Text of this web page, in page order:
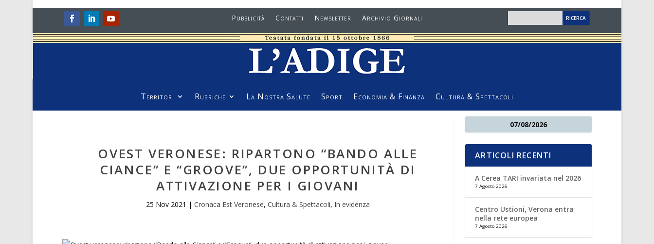
Pubblicità Contatti Newsletter Archivio Giornali
Territori Rubriche La Nostra Salute Sport Economia & Finanza Cultura & Spettacoli
OVEST VERONESE: RIPARTONO “BANDO ALLE
CIANCE” E “GROOVE”, DUE OPPORTUNITÀ DI
ATTIVAZIONE PER I GIOVANI
25 Nov 2021 | Cronaca Est Veronese, Cultura & Spettacoli, In evidenza
07/08/2026
ARTICOLI RECENTI
A Cerea TARI invariata nel 2026
7 Agosto 2026
Centro Ustioni, Verona entra
nella rete europea
7 Agosto 2026